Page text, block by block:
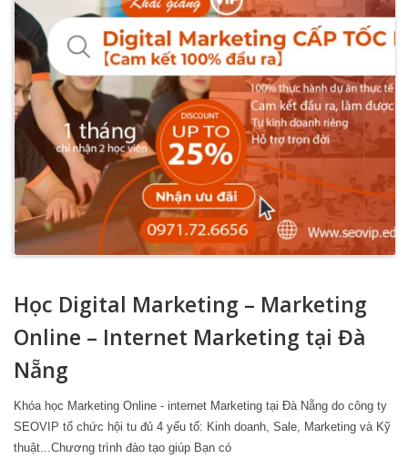
Học Digital Marketing – Marketing
Online – Internet Marketing tại Đà
Nẵng
Khóa học Marketing Online - internet Marketing tại Đà Nẵng do công ty
SEOVIP tổ chức hội tu đủ 4 yếu tố: Kinh doanh, Sale, Marketing và Kỹ
thuật...Chương trình đào tạo giúp Bạn có